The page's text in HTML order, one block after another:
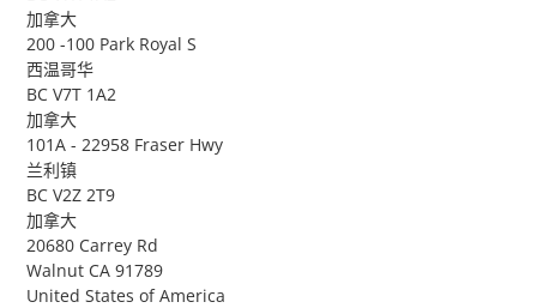
加拿大
200 -100 Park Royal S
西温哥华
BC V7T 1A2
加拿大
101A - 22958 Fraser Hwy
兰利镇
BC V2Z 2T9
加拿大
20680 Carrey Rd
Walnut CA 91789
United States of America